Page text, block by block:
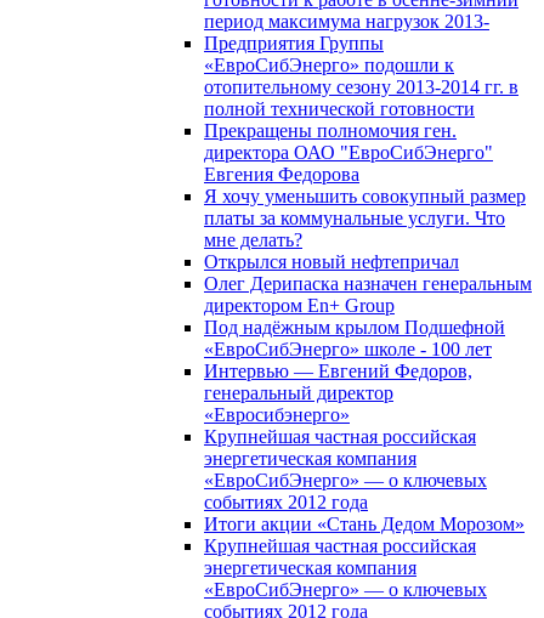
период максимума нагрузок 2013-
Предприятия Группы
«ЕвроСибЭнерго» подошли к
отопительному сезону 2013-2014 гг. в
полной технической готовности
Прекращены полномочия ген.
директора ОАО "ЕвроСибЭнерго"
Евгения Федорова
Я хочу уменьшить совокупный размер
платы за коммунальные услуги. Что
мне делать?
Открылся новый нефтепричал
Олег Дерипаска назначен генеральным
директором En+ Group
Под надёжным крылом Подшефной
«ЕвроСибЭнерго» школе - 100 лет
Интервью — Евгений Федоров,
генеральный директор
«Евросибэнерго»
Крупнейшая частная российская
энергетическая компания
«ЕвроСибЭнерго» — о ключевых
событиях 2012 года
Итоги акции «Стань Дедом Морозом»
Крупнейшая частная российская
энергетическая компания
«ЕвроСибЭнерго» — о ключевых
событиях 2012 года